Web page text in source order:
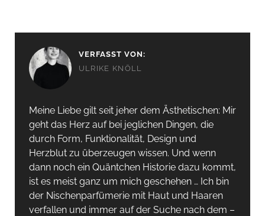
VERFASST VON:
ULRIKE KNÖLL
Meine Liebe gilt seit jeher dem Ästhetischen: Mir
geht das Herz auf bei jeglichen Dingen, die
durch Form, Funktionalität, Design und
Herzblut zu überzeugen wissen. Und wenn
dann noch ein Quäntchen Historie dazu kommt,
ist es meist ganz um mich geschehen … Ich bin
der Nischenparfümerie mit Haut und Haaren
verfallen und immer auf der Suche nach dem –